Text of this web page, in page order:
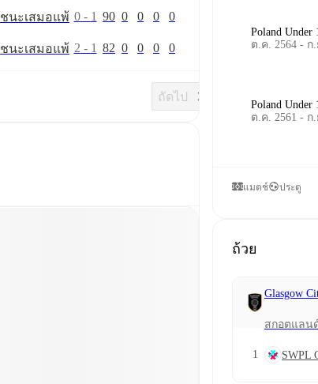
ชนะเสมอแพ้ 0- 1 90 0 0 0 0
ชนะเสมอแพ้ 2 - 1 82 0 0 0 0
ถัดไป
Poland Under
ต.ค. 2564 - ก.
Poland Under
ต.ค. 2561 - ก.
แมตช์ ประตู
ถ้วย
Glasgow
สกอตแลน
1 SWPL